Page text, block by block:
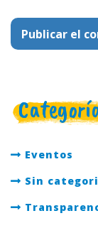
Eventos
Sin